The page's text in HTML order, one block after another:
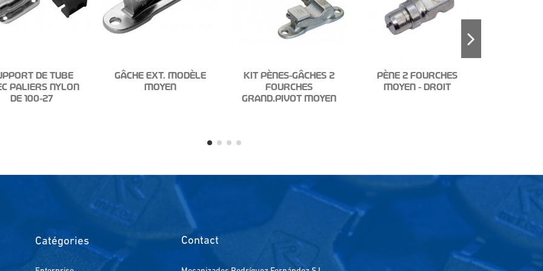
DE TUBE
PALIERS NYLON
DE 100-27
GÂCHE EXT. MODÈLE
MOYEN
KIT PÈNES-GÂCHES 2
FOURCHES
GRAND.PIVOT MOYEN
PÈNE 2 FOURCHES
MOYEN - DROIT
Catégories Contact